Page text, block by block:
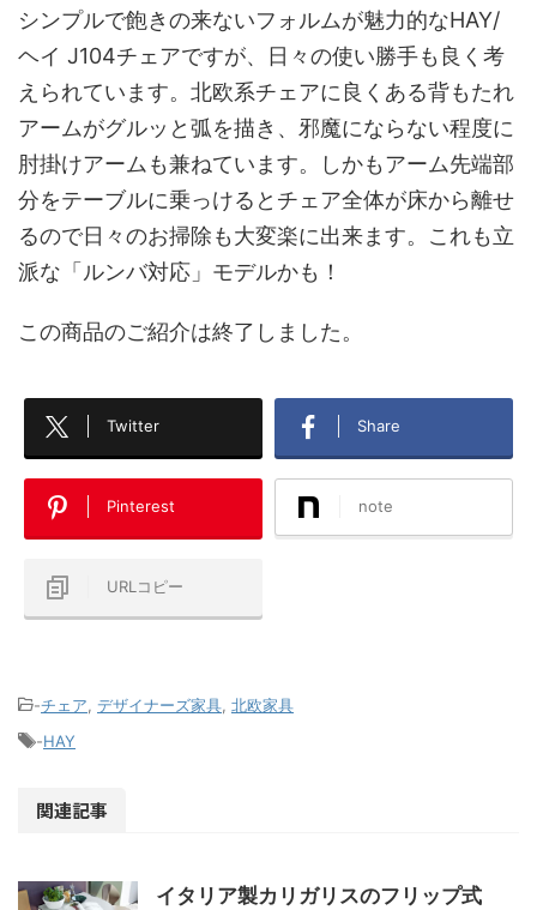
シンプルで飽きの来ないフォルムが魅力的なHAY/
ヘイ J104チェアですが、日々の使い勝手も良く考
えられています。北欧系チェアに良くある背もたれ
アームがグルッと弧を描き、邪魔にならない程度に
肘掛けアームも兼ねています。しかもアーム先端部
分をテーブルに乗っけるとチェア全体が床から離せ
るので日々のお掃除も大変楽に出来ます。これも立
派な「ルンバ対応」モデルかも！
この商品のご紹介は終了しました。
Twitter Share
Pinterest note
URLコピー
-チェア デザイナーズ家具 北欧家具
-HAY
関連記事
イタリア製カリガリスのフリップ式